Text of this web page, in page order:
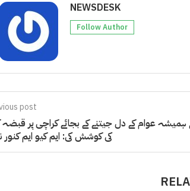
NEWSDESK
Follow Author
post
نے ہمیشہ عوام کے دل جیتنے کے بجائے کراچی پر قبضہ
کی کوشش کی: ایم کیو ایم کنور